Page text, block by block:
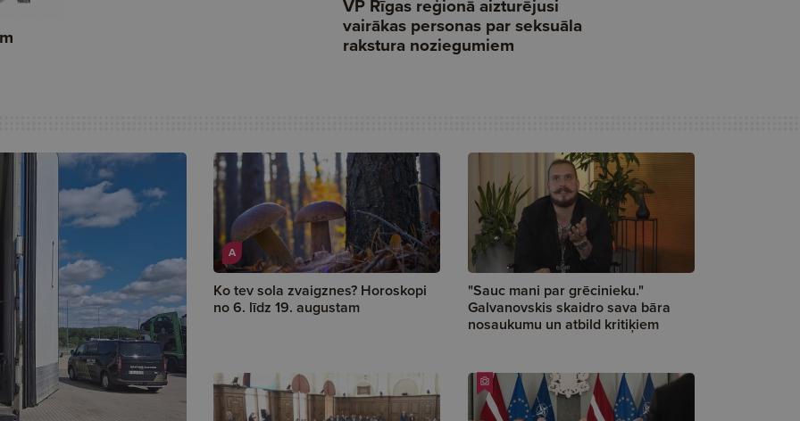
A
Ko tev sola zvaigznes? Horoskopi
no 6. līdz 19. augustam
"Sauc mani par grēcinieku."
Galvanovskis skaidro sava bāra
nosaukumu un atbild kritiķiem